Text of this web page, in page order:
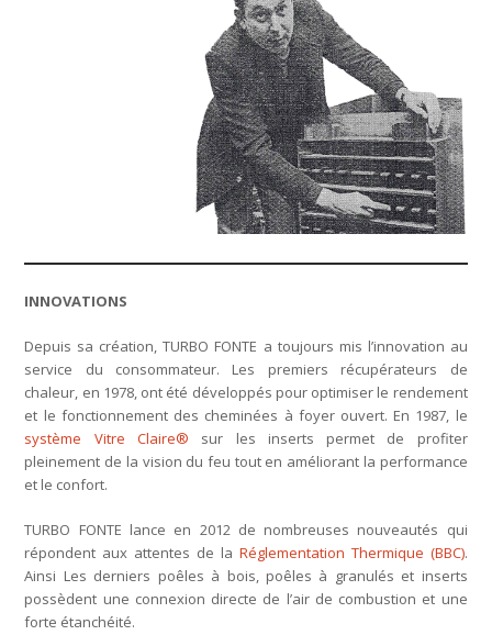
INNOVATIONS
Depuis sa création, TURBO FONTE a toujours mis l’innovation au
service du consommateur. Les premiers récupérateurs de
chaleur, en 1978, ont été développés pour optimiser le rendement
et le fonctionnement des cheminées à foyer ouvert. En 1987, le
système Vitre Claire® sur les inserts permet de profiter
pleinement de la vision du feu tout en améliorant la performance
et le confort.
TURBO FONTE lance en 2012 de nombreuses nouveautés qui
répondent aux attentes de la Réglementation Thermique (BBC).
Ainsi Les derniers poêles à bois, poêles à granulés et inserts
possèdent une connexion directe de l’air de combustion et une
forte étanchéité.